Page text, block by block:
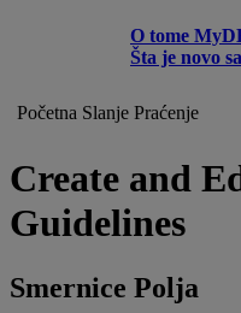
O tome
Šta je novo
Početna Slanje Praćenje
Create and
Guidelines
Smernice Polja